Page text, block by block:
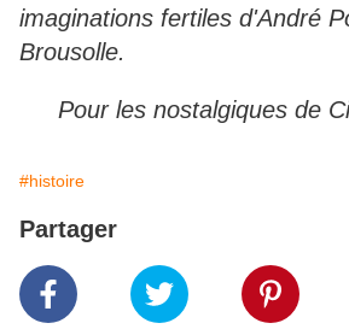
imaginations fertiles d'André
Brousolle.
Pour les nostalgiques de
#histoire
Partager